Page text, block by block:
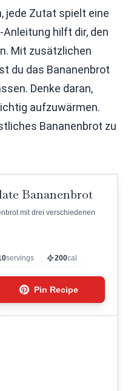
jede Zutat spielt eine
hilft dir, den
Mit zusätzlichen
du das Bananenbrot
Denke daran,
aufzuwärmen.
Bananenbrot zu
Bananenbrot
mit drei verschiedenen
servings 200cal
Pin Recipe